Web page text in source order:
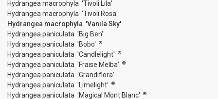
Hydrangea macrophyla 'Tivoli Lila'
Hydrangea macrophyla 'Tivoli Rosa'
Hydrangea macrophyla 'Vanila Sky'
Hydrangea paniculata 'Big Ben'
Hydrangea paniculata 'Bobo'
®
Hydrangea paniculata 'Candlelight' ®
Hydrangea paniculata 'Fraise Melba' ®
Hydrangea paniculata 'Grandiflora'
Hydrangea paniculata 'Limelight'
®
Hydrangea paniculata 'Magical Mont Blanc' ®